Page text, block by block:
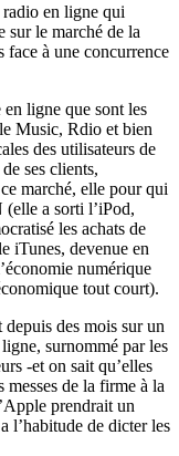
en ligne qui
sur le marché de la
face à une concurrence
ligne que sont les
Music, Rdio et bien
des utilisateurs de
ses clients,
marché, elle pour qui
a sorti l’iPod,
les achats de
iTunes, devenue en
numérique
tout court).
des mois sur un
surnommé par les
-et on sait qu’elles
de la firme à la
prendrait un
l’habitude de dicter les